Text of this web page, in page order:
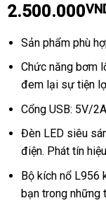
2.500.000
Sản phẩm phù
Chức năng bơm
đem lại sự tiện
Cổng USB: 5V/
Đèn LED siêu
điện. Phát tín
Bộ kích nổ L956
bạn trong những